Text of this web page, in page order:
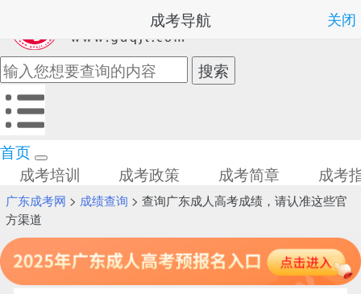
首页
成考培训
成考政策 成考简章 成考
广东成考网 > 成绩查询 > 查询广东成人高考成绩，请认准这些官
方渠道
成考导航 关闭